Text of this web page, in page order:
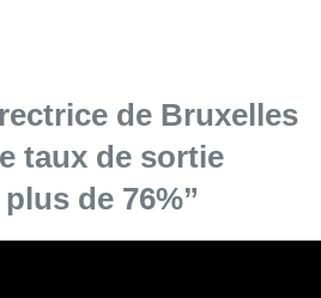
de Bruxelles
taux de sortie
de 76%”